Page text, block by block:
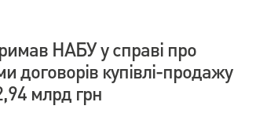
НАБУ у справі про
договорів купівлі-продажу
млрд грн